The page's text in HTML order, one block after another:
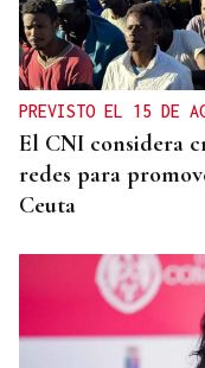
PREVISTO EL 15 DE
El CNI considera
redes para
Ceuta